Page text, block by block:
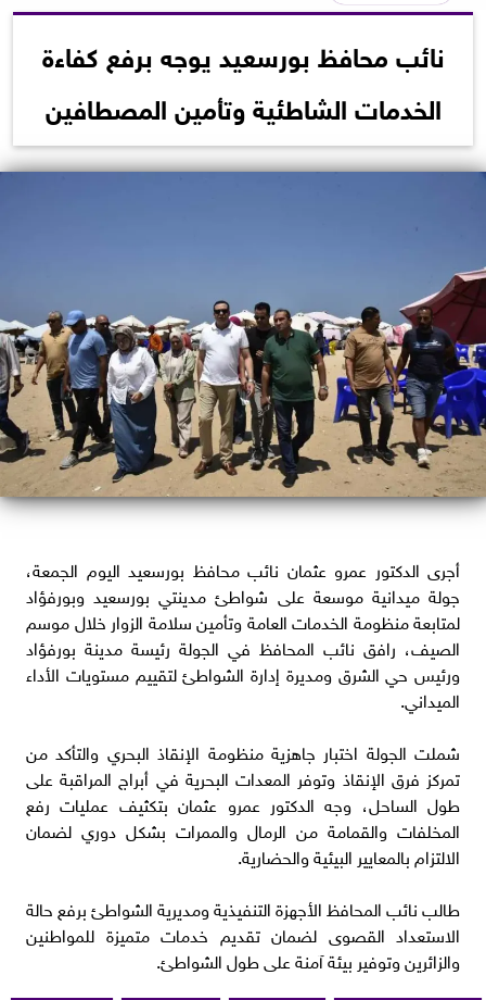
نائب محافظ بورسعيد يوجه برفع كفاءة
الخدمات الشاطئية وتأمين المصطافين
أجرى الدكتور عمرو عثمان نائب محافظ بورسعيد اليوم الجمعة،
جولة ميدانية موسعة على شواطئ مدينتي بورسعيد وبورفؤاد
لمتابعة منظومة الخدمات العامة وتأمين سلامة الزوار خلال موسم
الصيف، رافق نائب المحافظ في الجولة رئيسة مدينة بورفؤاد
ورئيس حي الشرق ومديرة إدارة الشواطئ لتقييم مستويات الأداء
الميداني.
شملت الجولة اختبار جاهزية منظومة الإنقاذ البحري والتأكد من
تمركز فرق الإنقاذ وتوفر المعدات البحرية في أبراج المراقبة على
طول الساحل، وجه الدكتور عمرو عثمان بتكثيف عمليات رفع
المخلفات والقمامة من الرمال والممرات بشكل دوري لضمان
الالتزام بالمعايير البيئية والحضارية.
طالب نائب المحافظ الأجهزة التنفيذية ومديرية الشواطئ برفع حالة
الاستعداد القصوى لضمان تقديم خدمات متميزة للمواطنين
والزائرين وتوفير بيئة آمنة على طول الشواطئ.